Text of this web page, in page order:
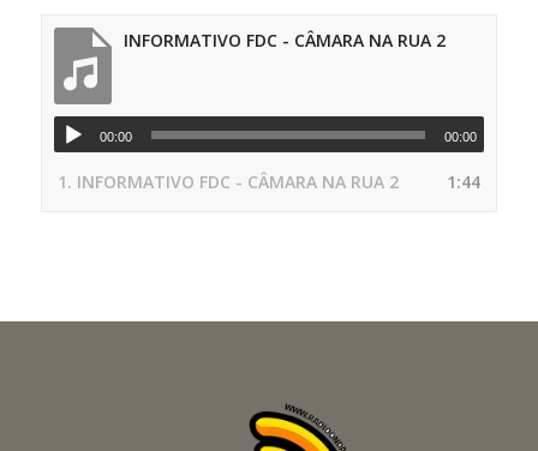
INFORMATIVO FDC - CÂMARA NA RUA 2
00:00 00:00
1. INFORMATIVO FDC - CÂMARA NA RUA 2 1:44